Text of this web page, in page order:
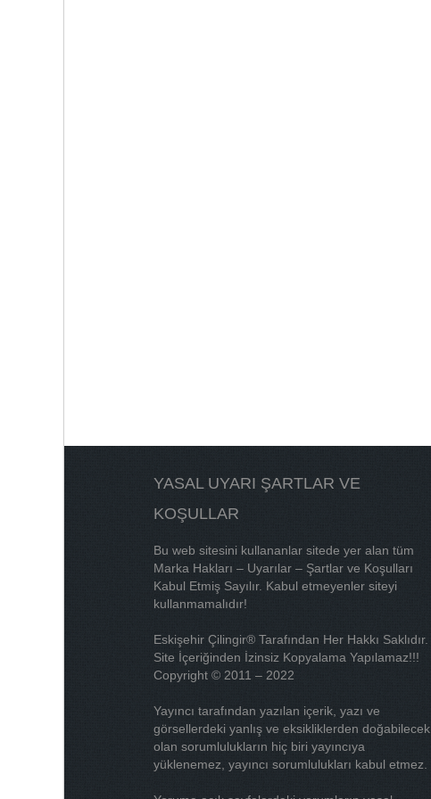
YASAL UYARI ŞARTLAR VE
KOŞULLAR
Bu web sitesini kullananlar sitede yer alan tüm
Marka Hakları – Uyarılar – Şartlar ve Koşulları
Kabul Etmiş Sayılır. Kabul etmeyenler siteyi
kullanmamalıdır!
Eskişehir Çilingir® Tarafından Her Hakkı Saklıdır.
Site İçeriğinden İzinsiz Kopyalama Yapılamaz!!!
Copyright © 2011 – 2022
Yayıncı tarafından yazılan içerik, yazı ve
görsellerdeki yanlış ve eksikliklerden doğabilecek
olan sorumlulukların hiç biri yayıncıya
yüklenemez, yayıncı sorumlulukları kabul etmez.